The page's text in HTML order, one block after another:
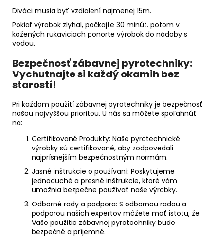
Diváci musia byť vzdialení najmenej 15m.
Pokiaľ výrobok zlyhal, počkajte 30 minút. potom v
kožených rukaviciach ponorte výrobok do nádoby s
vodou.
Bezpečnosť zábavnej pyrotechniky:
Vychutnajte si každý okamih bez
starostí!
Pri každom použití zábavnej pyrotechniky je bezpečnosť
našou najvyššou prioritou. U nás sa môžete spoľahnúť
na:
Certifikované Produkty: Naše pyrotechnické
výrobky sú certifikované, aby zodpovedali
najprísnejším bezpečnostným normám.
Jasné inštrukcie o používaní: Poskytujeme
jednoduché a presné inštrukcie, ktoré vám
umožnia bezpečne používať naše výrobky.
Odborné rady a podpora: S odbornou radou a
podporou našich expertov môžete mať istotu, že
Vaše použitie zábavnej pyrotechniky bude
bezpečné a príjemné.